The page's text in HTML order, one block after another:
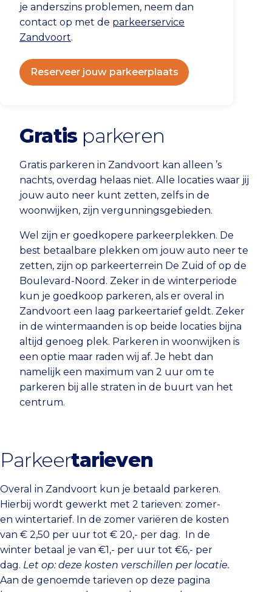
je anderszins problemen, neem dan
contact op met de parkeerservice
Zandvoort.
Reserveer jouw parkeerplaats
Gratis parkeren
Gratis parkeren in Zandvoort kan alleen ’s
nachts, overdag helaas niet. Alle locaties waar jij
jouw auto neer kunt zetten, zelfs in de
woonwijken, zijn vergunningsgebieden.
Wel zijn er goedkopere parkeerplekken. De
best betaalbare plekken om jouw auto neer te
zetten, zijn op parkeerterrein De Zuid of op de
Boulevard-Noord. Zeker in de winterperiode
kun je goedkoop parkeren, als er overal in
Zandvoort een laag parkeertarief geldt. Zeker
in de wintermaanden is op beide locaties bijna
altijd genoeg plek. Parkeren in woonwijken is
een optie maar raden wij af. Je hebt dan
namelijk een maximum van 2 uur om te
parkeren bij alle straten in de buurt van het
centrum.
Parkeertarieven
Overal in Zandvoort kun je betaald parkeren.
Hierbij wordt gewerkt met 2 tarieven: zomer-
en wintertarief. In de zomer variëren de kosten
van € 2,50 per uur tot € 20,- per dag. In de
winter betaal je van €1,- per uur tot €6,- per
dag. Let op: deze kosten verschillen per locatie.
Aan de genoemde tarieven op deze pagina